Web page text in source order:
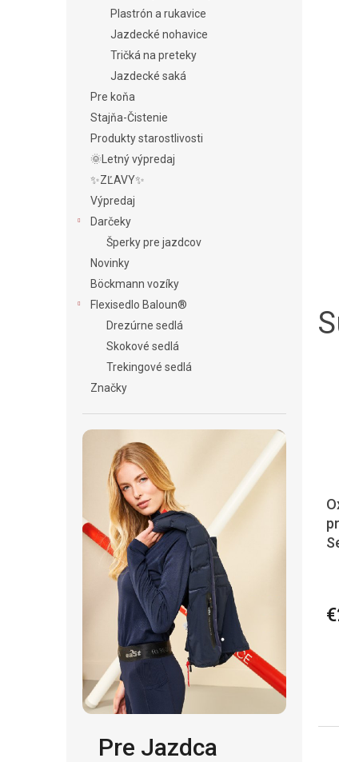
Plastrón a rukavice
Jazdecké nohavice
Tričká na preteky
Jazdecké saká
Pre koňa
Stajňa-Čistenie
Produkty starostlivosti
🌞Letný výpredaj
✨ZĽAVY✨
Výpredaj
Darčeky
Šperky pre jazdcov
Novinky
Böckmann vozíky
Flexisedlo Baloun®
Drezúrne sedlá
Skokové sedlá
Trekingové sedlá
Značky
Pre Jazdca